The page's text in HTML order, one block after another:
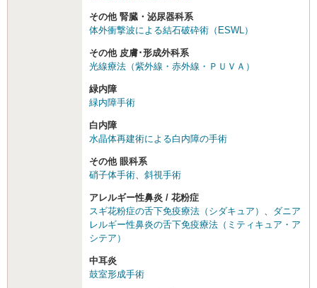
その他 腎臓・泌尿器科系
体外衝撃波による結石破砕術（ESWL）
その他 皮膚･形成外科系
光線療法（紫外線・赤外線・ＰＵＶＡ）
緑内障
緑内障手術
白内障
水晶体再建術による白内障の手術
その他 眼科系
硝子体手術
斜視手術
アレルギー性鼻炎 / 花粉症
スギ花粉症の舌下免疫療法（シダキュア）
ダニア
レルギー性鼻炎の舌下免疫療法（ミティキュア・ア
シテア）
中耳炎
鼓室形成手術